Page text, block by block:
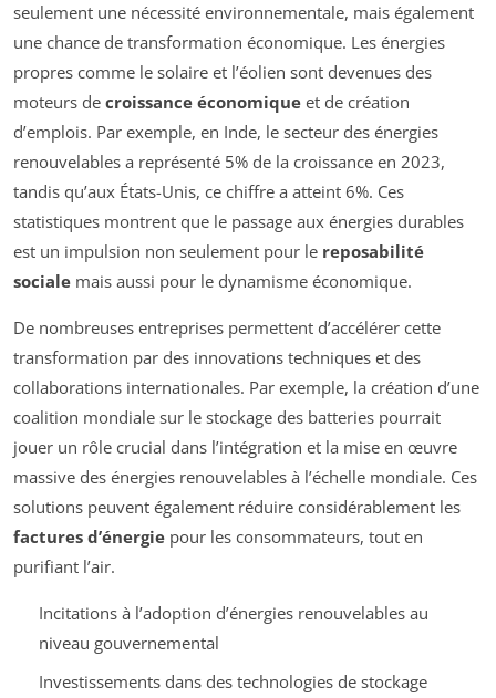
seulement une nécessité environnementale, mais également
une chance de transformation économique. Les énergies
propres comme le solaire et l’éolien sont devenues des
moteurs de croissance économique et de création
d’emplois. Par exemple, en Inde, le secteur des énergies
renouvelables a représenté 5% de la croissance en 2023,
tandis qu’aux États-Unis, ce chiffre a atteint 6%. Ces
statistiques montrent que le passage aux énergies durables
est un impulsion non seulement pour le reposabilité
sociale mais aussi pour le dynamisme économique.
De nombreuses entreprises permettent d’accélérer cette
transformation par des innovations techniques et des
collaborations internationales. Par exemple, la création d’une
coalition mondiale sur le stockage des batteries pourrait
jouer un rôle crucial dans l’intégration et la mise en œuvre
massive des énergies renouvelables à l’échelle mondiale. Ces
solutions peuvent également réduire considérablement les
factures d’énergie pour les consommateurs, tout en
purifiant l’air.
Incitations à l’adoption d’énergies renouvelables au
niveau gouvernemental
Investissements dans des technologies de stockage